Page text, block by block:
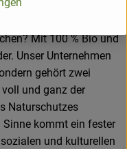
Mit 100 % Bio und
Unser Unternehmen
gehört zwei
und ganz der
Naturschutzes
Sinne kommt ein fester
und kulturellen